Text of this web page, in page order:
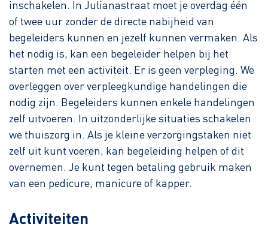
inschakelen. In Julianastraat moet je overdag één
of twee uur zonder de directe nabijheid van
begeleiders kunnen en jezelf kunnen vermaken. Als
het nodig is, kan een begeleider helpen bij het
starten met een activiteit. Er is geen verpleging. We
overleggen over verpleegkundige handelingen die
nodig zijn. Begeleiders kunnen enkele handelingen
zelf uitvoeren. In uitzonderlijke situaties schakelen
we thuiszorg in. Als je kleine verzorgingstaken niet
zelf uit kunt voeren, kan begeleiding helpen of dit
overnemen. Je kunt tegen betaling gebruik maken
van een pedicure, manicure of kapper.
Activiteiten